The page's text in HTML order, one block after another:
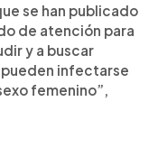
se han publicado
de atención para
y a buscar
infectarse
femenino”,